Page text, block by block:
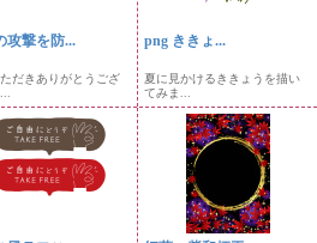
攻撃を防...
だきありがとうござ
png ききょ...
夏に見かけるききょうを描い
てみま...